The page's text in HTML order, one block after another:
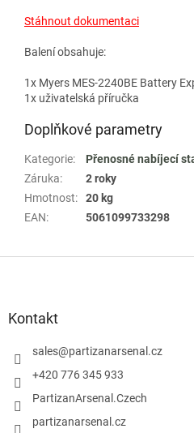
Stáhnout dokumentaci
Balení obsahuje:
1x Myers MES-2240BE Battery
1x uživatelská příručka
Doplňkové parametry
Kategorie:
Přenosné nabíjecí
Záruka:
2 roky
Hmotnost:
20 kg
EAN: 5061099733298
Kontakt
sales@partizanarsenal.cz
+420 776 345 933
PartizanArsenal.Czech
partizanarsenal.cz